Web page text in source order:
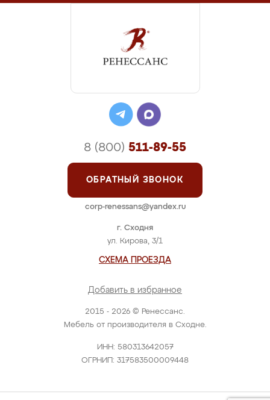
2015 - 2026 © Ренессанс.
Мебель от производителя в Сходне.
ИНН: 580313642057
ОГРНИП: 317583500009448
г. Сходня
ул. Кирова, 3/1
СХЕМА ПРОЕЗДА
Добавить в избранное
8 (800) 511-89-55
ОБРАТНЫЙ ЗВОНОК
corp-renessans@yandex.ru